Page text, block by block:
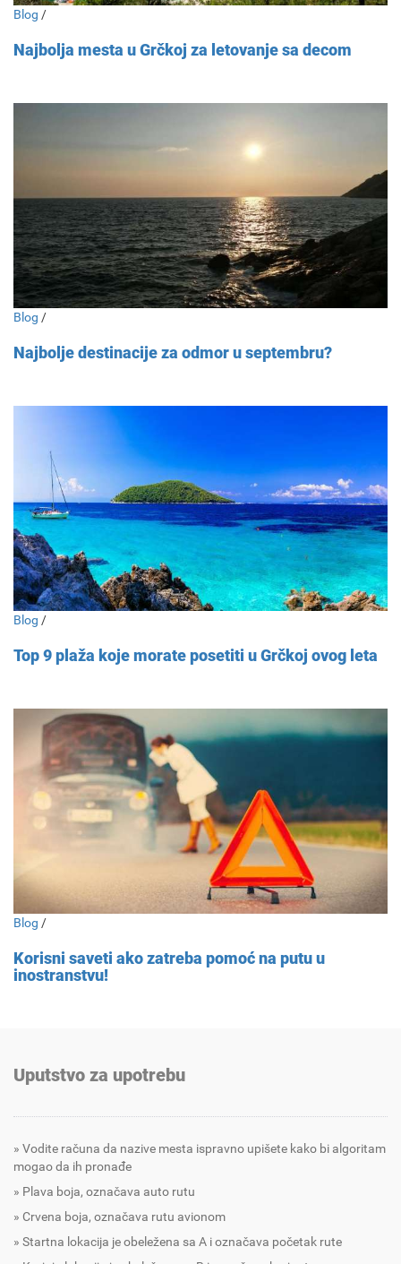
Blog /
Najbolja mesta u Grčkoj za letovanje sa decom
Blog /
Najbolje destinacije za odmor u septembru?
Blog /
Top 9 plaža koje morate posetiti u Grčkoj ovog leta
Blog /
Korisni saveti ako zatreba pomoć na putu u
inostranstvu!
Uputstvo za upotrebu
Vodite računa da nazive mesta ispravno upišete kako bi algoritam
mogao da ih pronađe
Plava boja, označava auto rutu
Crvena boja, označava rutu avionom
Startna lokacija je obeležena sa A i označava početak rute